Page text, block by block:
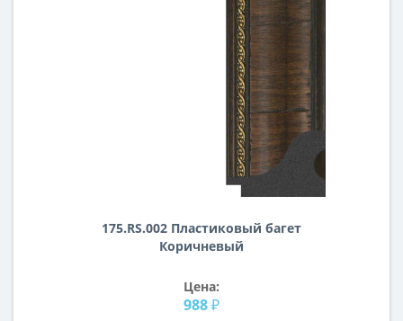
175.RS.002 Пластиковый багет
Коричневый
Цена:
988 ₽